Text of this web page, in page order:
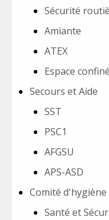
Sécurité
Amiante
ATEX
Espace confiné
Secours et Aide
SST
PSC1
AFGSU
APS-ASD
Comité d'hygiène
Santé et